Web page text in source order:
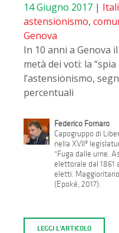
14 Giugno 2017 |
astensionismo,
Genova
In 10 anni a Genova
metà dei voti: la
l’astensionismo,
percentuali
Federico Fornaro
Capogruppo di
nella XVIIª
"Fuga dalle urne.
elettorale dal 1861
eletti.
(Epoké, 2017).
LEGGI L'ARTICOLO